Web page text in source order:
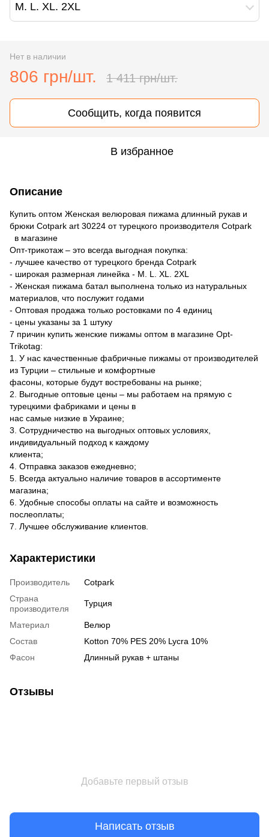
M. L. XL. 2XL
Нет в наличии
806 грн/шт. 1 411 грн/шт.
Сообщить, когда появится
В избранное
Описание
Купить оптом Женская велюровая пижама длинный рукав и
брюки Cotpark art 30224 от турецкого производителя Cotpark
в магазине
Опт-трикотаж – это всегда выгодная покупка:
- лучшее качество от турецкого бренда Cotpark
- широкая размерная линейка - M. L. XL. 2XL
- Женская пижама батал выполнена только из натуральных
материалов, что послужит годами
- Оптовая продажа только ростовками по 4 единиц
- цены указаны за 1 штуку
7 причин купить женские пижамы оптом в магазине Opt-
Trikotag:
1. У нас качественные фабричные пижамы от производителей
из Турции – стильные и комфортные
фасоны, которые будут востребованы на рынке;
2. Выгодные оптовые цены – мы работаем на прямую с
турецкими фабриками и цены в
нас самые низкие в Украине;
3. Сотрудничество на выгодных оптовых условиях,
индивидуальный подход к каждому
клиента;
4. Отправка заказов ежедневно;
5. Всегда актуально наличие товаров в ассортименте
магазина;
6. Удобные способы оплаты на сайте и возможность
послеоплаты;
7. Лучшее обслуживание клиентов.
Характеристики
Производитель
Cotpark
Страна
производителя
Турция
Материал
Велюр
Состав
Kotton 70% PES 20% Lycra 10%
Фасон
Длинный рукав + штаны
Отзывы
Добавьте первый отзыв
Написать отзыв